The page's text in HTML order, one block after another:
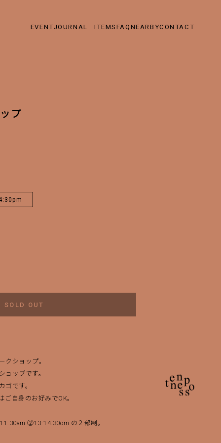
EVENTJOURNAL ITEMS FAQ NEARBYCONTACT
プ
SOLD OUT
クショップ。
ョップです。
ゴです。
ご自身のお好みでOK。
②13-14:30om の２部制。